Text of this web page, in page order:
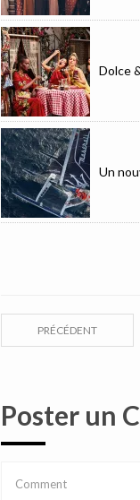
Dolce
Un
PRÉCÉDENT
Poster un